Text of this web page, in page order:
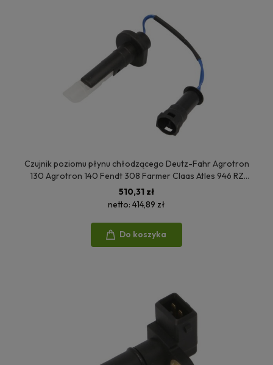
Czujnik poziomu płynu chłodzącego Deutz-Fahr Agrotron
130 Agrotron 140 Fendt 308 Farmer Claas Atles 946 RZ
Renault Atles 936 RZ Same Iron 190 04199831
510,31 zł
netto: 414,89 zł
Do koszyka